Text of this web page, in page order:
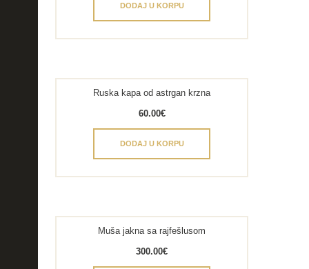
DODAJ U KORPU
Ruska kapa od astrgan krzna
60.00€
DODAJ U KORPU
Muša jakna sa rajfešlusom
300.00€